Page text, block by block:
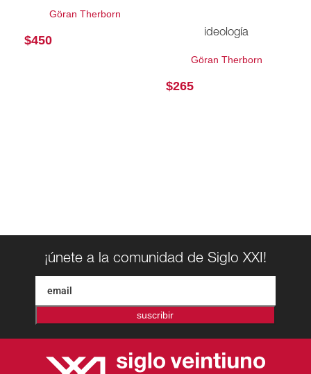
Göran Therborn
$450
ideología
Göran Therborn
$265
¡únete a la comunidad de Siglo XXI!
suscribir